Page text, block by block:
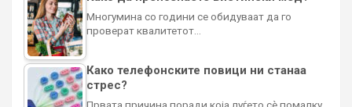
Многумина со години се обидуваат да го
проверат квалитетот…
Како телефонските повици ни станаа
стрес?